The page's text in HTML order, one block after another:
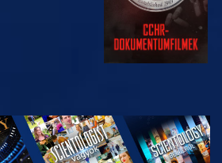
A SOROZAT
RÉSZEI